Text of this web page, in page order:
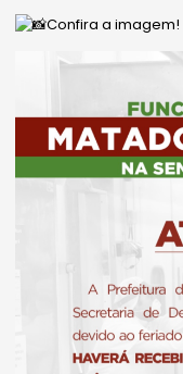
Confira a imagem!